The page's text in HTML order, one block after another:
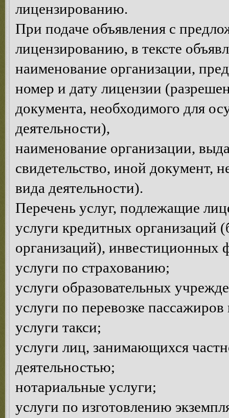
лицензированию.
При подаче объявления с
лицензированию, в тексте
наименование организации,
номер и дату лицензии
документа, необходимого для
деятельности),
наименование организации,
свидетельство, иной документ,
вида деятельности).
Перечень услуг, подлежащие
услуги кредитных организаций
организаций), инвестиционных
услуги по страхованию;
услуги образовательных
услуги по перевозке
услуги такси;
услуги лиц, занимающихся
деятельностью;
нотариальные услуги;
услуги по изготовлению